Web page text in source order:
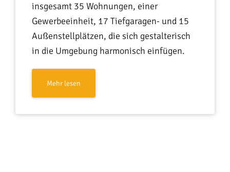
insgesamt 35 Wohnungen, einer
Gewerbeeinheit, 17 Tiefgaragen- und 15
Außenstellplätzen, die sich gestalterisch
in die Umgebung harmonisch einfügen.
Mehr lesen